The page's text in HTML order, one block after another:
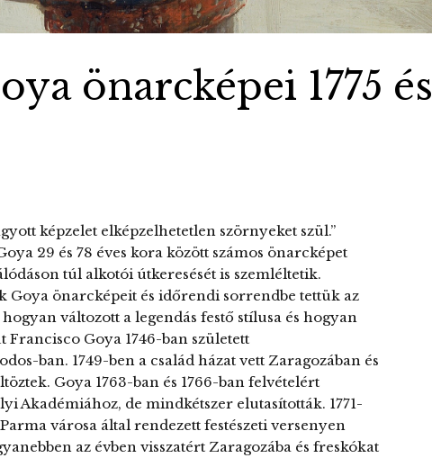
önarcképei 1775 és
képzelet elképzelhetetlen szörnyeket szül.”
29 és 78 éves kora között számos önarcképet
túl alkotói útkeresését is szemléltetik.
Goya önarcképeit és időrendi sorrendbe tettük az
változott a legendás festő stílusa és hogyan
Francisco Goya 1746-ban született
ban. 1749-ben a család házat vett Zaragozában és
Goya 1763-ban és 1766-ban felvételért
Akadémiához, de mindkétszer elutasították. 1771-
városa által rendezett festészeti versenyen
az évben visszatért Zaragozába és freskókat